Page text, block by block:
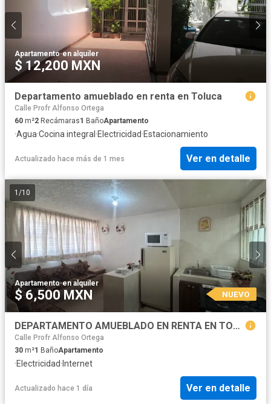
Apartamento·en alquiler
$ 12,200 MXN
Departamento amueblado en renta en Toluca
Calle Profr Alfonso Ortega
60 m²2 Recámaras1 BañoApartamento
·Agua·Cocina integral ·Electricidad·Estacionamiento
Actualizado hace más de 1 mes Ver en detalle
1 /10
Apartamento·en alquiler
$ 6,500 MXN NUEVO
DEPARTAMENTO AMUEBLADO EN RENTA EN TOLUCA, CERCA DE ESTACION DE TREN DE PINOSUAREZ
Calle Profr Alfonso Ortega
30 m²1 BañoApartamento
·Electricidad· Internet
Actualizado hace 1 día Ver en detalle